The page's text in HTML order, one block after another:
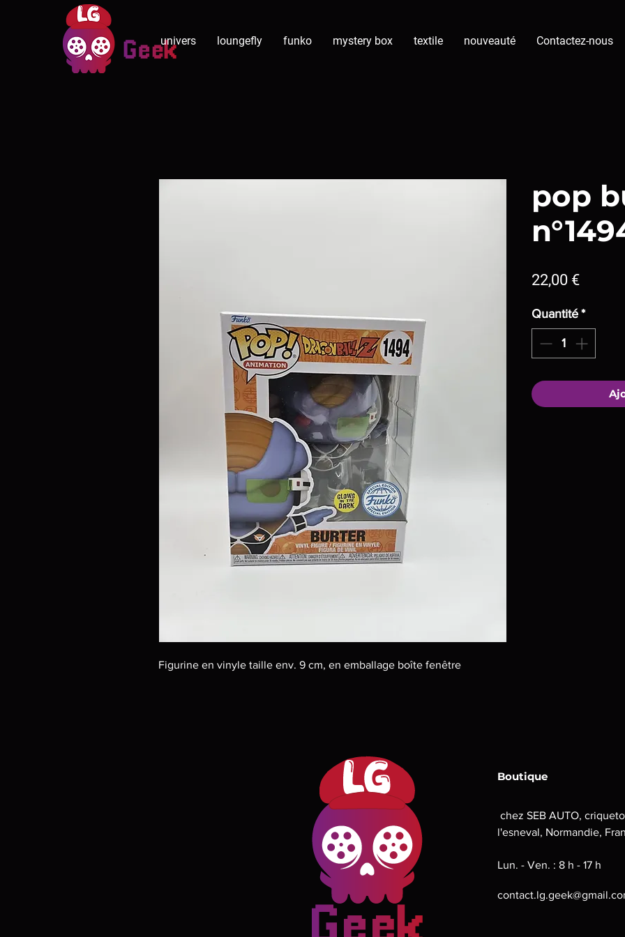
univers loungefly funko mystery box textile nouveauté Contactez-nous
Figurine en vinyle taille env. 9 cm, en emballage boîte fenêtre
pop
22,00 €Prix
Quantité *
Boutique
chez SEB AUTO,
l'esneval, Normandie,
Lun. - Ven. : 8 h - 17 h